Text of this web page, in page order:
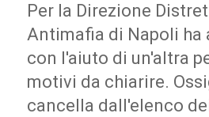
Per la Direzione
Antimafia di Napoli ha
con l'aiuto di un'altra
motivi da chiarire.
cancella dall'elenco